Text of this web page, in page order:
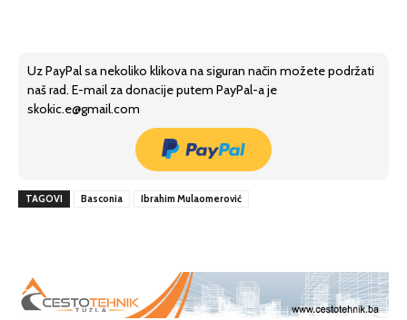
Uz PayPal sa nekoliko klikova na siguran način možete podržati
naš rad. E-mail za donacije putem PayPal-a je
skokic.e@gmail.com
TAGOVI Basconia Ibrahim Mulaomerović